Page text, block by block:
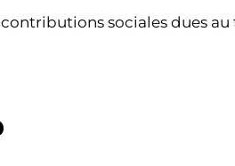
sociales dues au